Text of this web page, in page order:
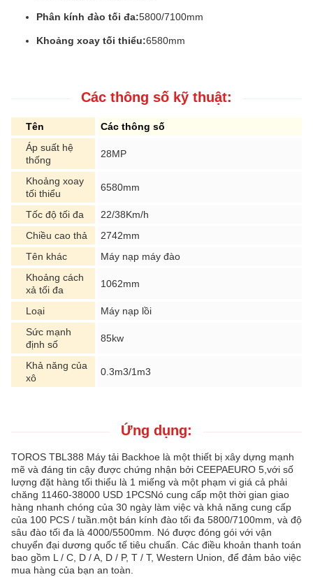
Phân kính đào tối đa:5800/7100mm
Khoảng xoay tối thiểu:6580mm
Các thông số kỹ thuật:
Tên
Các thông số
Áp suất hệ
thống
28MP
Khoảng xoay
tối thiểu
6580mm
Tốc độ tối đa
22/38Km/h
Chiều cao thả
2742mm
Tên khác
Máy nạp máy đào
Khoảng cách
xả tối đa
1062mm
Loại
Máy nạp lồi
Sức mạnh
định số
85kw
Khả năng của
xô
0.3m3/1m3
Ứng dụng:
TOROS TBL388 Máy tải Backhoe là một thiết bị xây dựng mạnh
mẽ và đáng tin cậy được chứng nhận bởi CEEPAEURO 5,với số
lượng đặt hàng tối thiểu là 1 miếng và một phạm vi giá cả phải
chăng 11460-38000 USD 1PCSNó cung cấp một thời gian giao
hàng nhanh chóng của 30 ngày làm việc và khả năng cung cấp
của 100 PCS / tuần.một bán kính đào tối đa 5800/7100mm, và độ
sâu đào tối đa là 4000/5500mm. Nó được đóng gói với vận
chuyển đại dương quốc tế tiêu chuẩn. Các điều khoản thanh toán
bao gồm L / C, D / A, D / P, T / T, Western Union, để đảm bảo việc
mua hàng của bạn an toàn.